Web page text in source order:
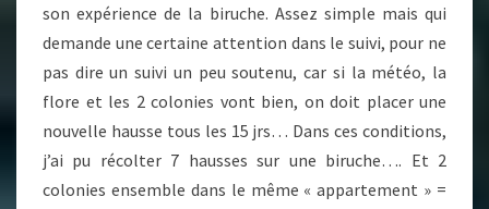
son expérience de la biruche. Assez simple mais qui
demande une certaine attention dans le suivi, pour ne
pas dire un suivi un peu soutenu, car si la météo, la
flore et les 2 colonies vont bien, on doit placer une
nouvelle hausse tous les 15 jrs… Dans ces conditions,
j’ai pu récolter 7 hausses sur une biruche…. Et 2
colonies ensemble dans le même « appartement » =